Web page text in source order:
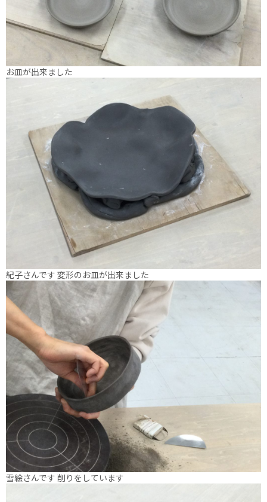
お皿が出来ました
紀子さんです 変形のお皿が出来ました
雪絵さんです 削りをしています